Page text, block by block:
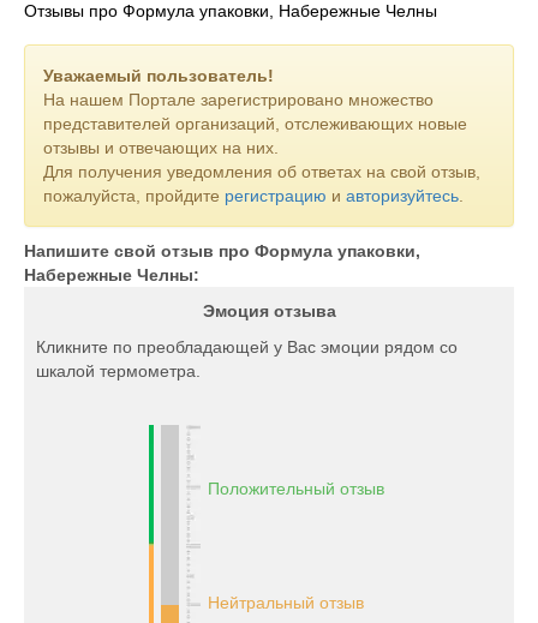
Отзывы про Формула упаковки, Набережные Челны
Уважаемый пользователь!
На нашем Портале зарегистрировано множество
представителей организаций, отслеживающих новые
отзывы и отвечающих на них.
Для получения уведомления об ответах на свой отзыв,
пожалуйста, пройдите регистрацию и авторизуйтесь
Напишите свой отзыв про Формула упаковки,
Набережные Челны:
Эмоция отзыва
Кликните по преобладающей у Вас эмоции рядом со
шкалой термометра.
Положительный отзыв
Нейтральный отзыв